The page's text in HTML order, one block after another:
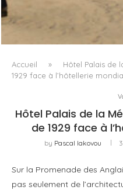
LA VAGUE COMME
Accueil »
Hôtel Palais de
1929 face à l’hôtellerie
Hôtel Palais de la
de 1929 face à
by Pascal Iakovou
Sur la Promenade des
pas seulement de